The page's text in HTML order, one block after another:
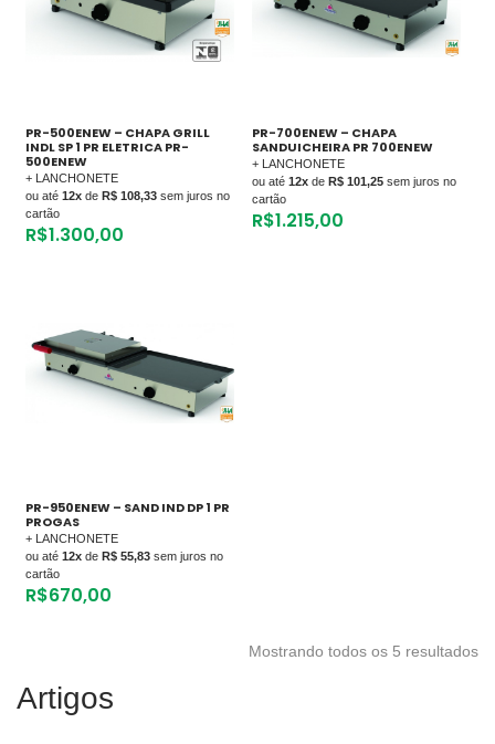
PR-500ENEW – CHAPA GRILL
INDL SP 1 PR ELETRICA PR-
500ENEW
+ LANCHONETE
ou até 12x de R$ 108,33 sem juros no
cartão
R$1.300,00
PR-700ENEW – CHAPA
SANDUICHEIRA PR 700ENEW
+ LANCHONETE
ou até 12xde R$ 101,25sem juros no
cartão
R$1.215,00
PR-950ENEW – SAND IND DP 1 PR
PROGAS
+ LANCHONETE
ou até 12x de R$ 55,83 sem juros no
cartão
R$670,00
Mostrando todos os 5 resultados
Artigos